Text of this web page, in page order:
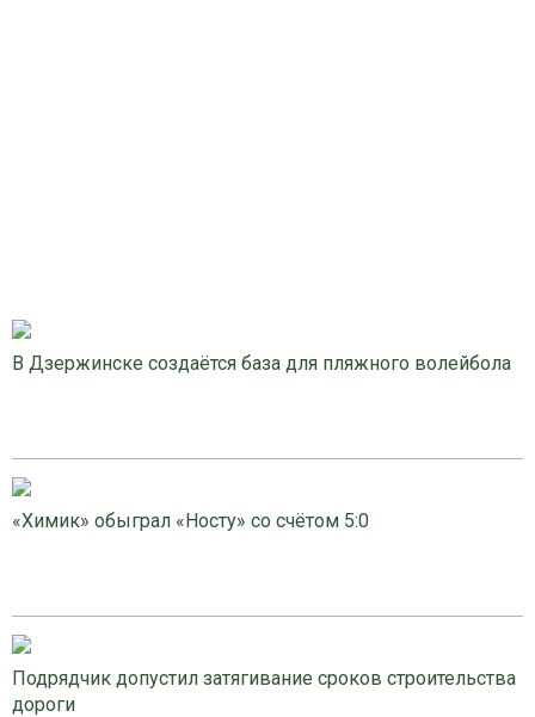
В Дзержинске создаётся база для пляжного волейбола
«Химик» обыграл «Носту» со счётом 5:0
Подрядчик допустил затягивание сроков строительства
дороги